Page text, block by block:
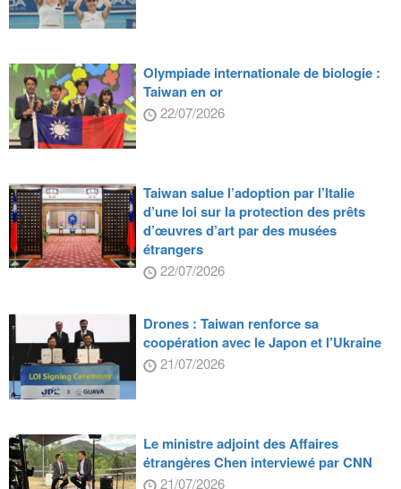
Olympiade internationale de biologie :
Taiwan en or
22/07/2026
Taiwan salue l’adoption par l’Italie
d’une loi sur la protection des prêts
d’œuvres d’art par des musées
étrangers
22/07/2026
Drones : Taiwan renforce sa
coopération avec le Japon et l’Ukraine
21/07/2026
Le ministre adjoint des Affaires
étrangères Chen interviewé par CNN
21/07/2026